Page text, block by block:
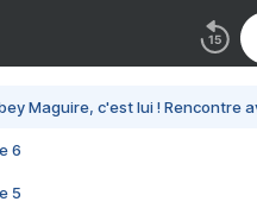
Maguire, c'est lui ! Rencontre
6
5